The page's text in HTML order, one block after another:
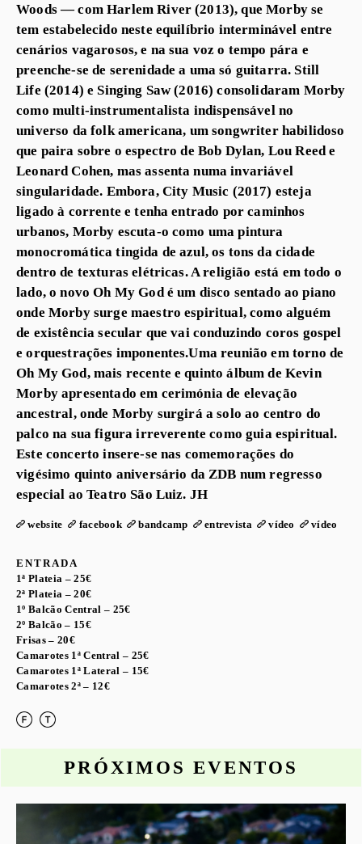
Woods — com Harlem River (2013), que Morby se
tem estabelecido neste equilíbrio interminável entre
cenários vagarosos, e na sua voz o tempo pára e
preenche-se de serenidade a uma só guitarra. Still
Life (2014) e Singing Saw (2016) consolidaram Morby
como multi-instrumentalista indispensável no
universo da folk americana, um songwriter habilidoso
que paira sobre o espectro de Bob Dylan, Lou Reed e
Leonard Cohen, mas assenta numa invariável
singularidade. Embora, City Music (2017) esteja
ligado à corrente e tenha entrado por caminhos
urbanos, Morby escuta-o como uma pintura
monocromática tingida de azul, os tons da cidade
dentro de texturas elétricas. A religião está em todo o
lado, o novo Oh My God é um disco sentado ao piano
onde Morby surge maestro espiritual, como alguém
de existência secular que vai conduzindo coros gospel
e orquestrações imponentes.Uma reunião em torno de
Oh My God, mais recente e quinto álbum de Kevin
Morby apresentado em cerimónia de elevação
ancestral, onde Morby surgirá a solo ao centro do
palco na sua figura irreverente como guia espiritual.
Este concerto insere-se nas comemorações do
vigésimo quinto aniversário da ZDB num regresso
especial ao Teatro São Luiz. JH
website facebook bandcamp entrevista vídeo vídeo
ENTRADA
1ª Plateia – 25€
2ª Plateia – 20€
1º Balcão Central – 25€
2º Balcão – 15€
Frisas – 20€
Camarotes 1ª Central – 25€
Camarotes 1ª Lateral – 15€
Camarotes 2ª – 12€
PRÓXIMOS EVENTOS